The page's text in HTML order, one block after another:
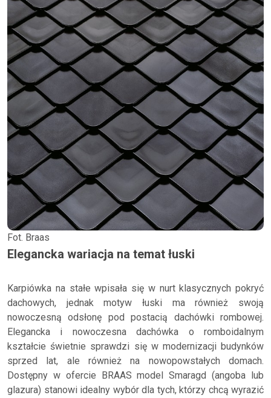
Fot. Braas
Elegancka wariacja na temat łuski
Karpiówka na stałe wpisała się w nurt klasycznych pokryć
dachowych, jednak motyw łuski ma również swoją
nowoczesną odsłonę pod postacią dachówki rombowej.
Elegancka i nowoczesna dachówka o romboidalnym
kształcie świetnie sprawdzi się w modernizacji budynków
sprzed lat, ale również na nowopowstałych domach.
Dostępny w ofercie BRAAS model Smaragd (angoba lub
glazura) stanowi idealny wybór dla tych, którzy chcą wyrazić